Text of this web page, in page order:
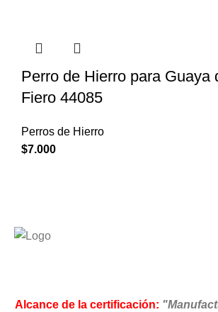
Perro de Hierro para Guaya
Fiero 44085
Perros de Hierro
$7.000
Alcance de la certificación: